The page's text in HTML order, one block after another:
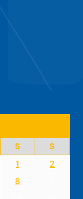
S
S
1
2
8